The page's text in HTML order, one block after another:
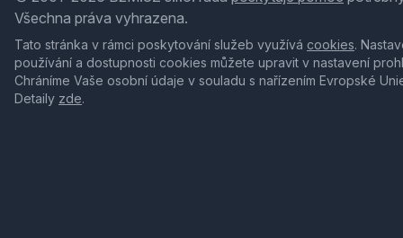
Všechna práva vyhrazena.
Tato stránka v rámci poskytování služeb využívá cookies.
používání a dostupnosti cookies můžete upravit v nastavení
Chráníme Vaše osobní údaje v souladu s nařízením Evropské
Detaily zde.